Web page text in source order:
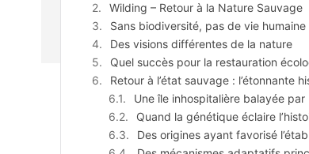
Wilding – Retour à la Nature Sauvage
Sans biodiversité, pas de vie
Des visions différentes de la nature
Quel succès pour la restauration
Retour à l’état sauvage : l’étonnante
Une île inhospitalière balayée par
Quand la génétique éclaire
Des origines ayant favorisé